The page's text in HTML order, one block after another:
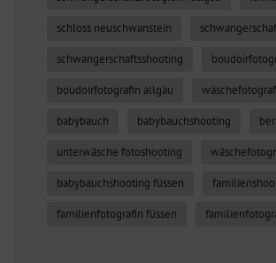
schloss neuschwanstein
schwangerschaftsshooting
boudoirfotografin allgäu
babybauch babybauchshooting
unterwäsche fotoshooting
babybauchshooting füssen
familienfotografin füssen